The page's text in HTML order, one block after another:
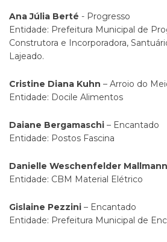
Ana Júlia Berté - Progresso
Entidade: Prefeitura Municipal de
Construtora e Incorporadora,
Lajeado.
Cristine Diana Kuhn – Arroio do
Entidade: Docile Alimentos
Daiane Bergamaschi – Encantado
Entidade: Postos Fascina
Danielle Weschenfelder Mallmann
Entidade: CBM Material Elétrico
Gislaine Pezzini – Encantado
Entidade: Prefeitura Municipal de